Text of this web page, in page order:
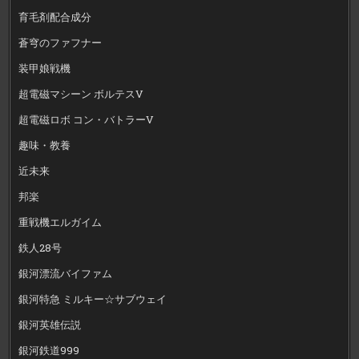
育毛剤配合成分
蒼穹のファフナー
装甲娘戦機
超電磁マシーン ボルテスV
超電磁ロボ コン・バトラーV
趣味・教養
近未来
邦楽
重戦機エルガイム
鉄人28号
銀河漂流バイファム
銀河特急 ミルキー☆サブウェイ
銀河英雄伝説
銀河鉄道999